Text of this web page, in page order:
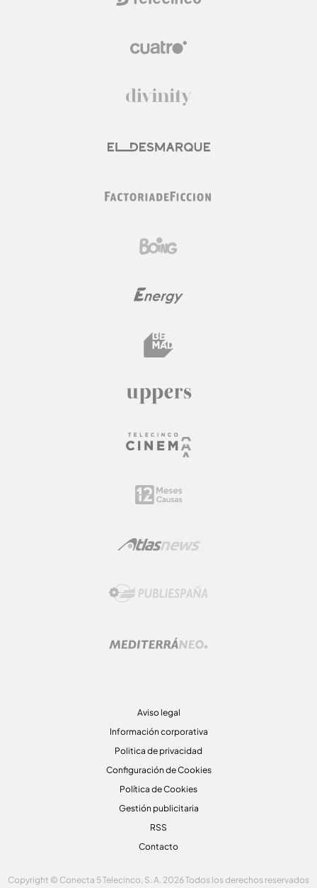
Aviso legal
Información corporativa
Politica de privacidad
Configuración de Cookies
Política de Cookies
Gestión publicitaria
RSS
Contacto
Copyright © Conecta 5 Telecinco, S. A. 2026 Todos los derechos reservados